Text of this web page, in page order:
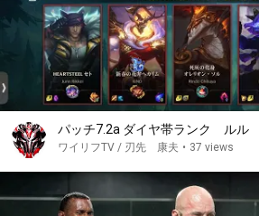
パッチ7.2a ダイヤ帯ランク
ワイリフTV / 刃先 康夫 • 37 views